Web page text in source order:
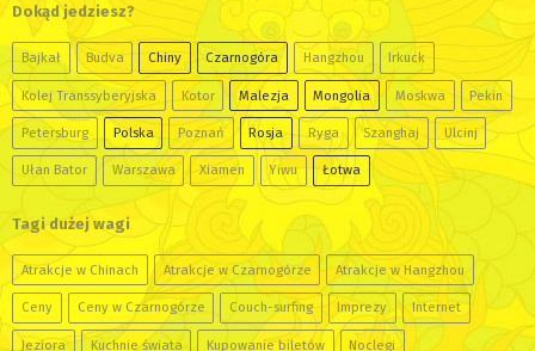
Dokąd jedziesz?
Bajkał Budva Chiny Czarnogóra Hangzhou Irkuck
Kolej Transsyberyjska Kotor Malezja Mongolia Moskwa Pekin
Petersburg Polska Poznań Rosja Ryga Szanghaj Ulcinj
Ułan Bator Warszawa Xiamen Yiwu Łotwa
Tagi dużej wagi
Atrakcje w Chinach Atrakcje w Czarnogórze Atrakcje w Hangzhou
Ceny Ceny w Czarnogórze Couch-surfing Imprezy Internet
Jeziora Kuchnie świata Kupowanie biletów Noclegi